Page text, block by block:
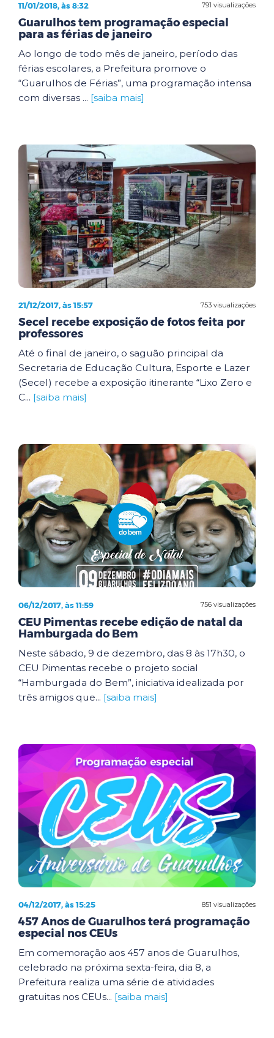
791 visualizações
11/01/2018, às 8:32
Guarulhos tem programação especial
para as férias de janeiro
Ao longo de todo mês de janeiro, período das
férias escolares, a Prefeitura promove o
“Guarulhos de Férias”, uma programação intensa
com diversas ... [saiba mais]
753 visualizações
21/12/2017, às 15:57
Secel recebe exposição de fotos feita por
professores
Até o final de janeiro, o saguão principal da
Secretaria de Educação Cultura, Esporte e Lazer
(Secel) recebe a exposição itinerante “Lixo Zero e
C... [saiba mais]
756 visualizações
06/12/2017, às 11:59
CEU Pimentas recebe edição de natal da
Hamburgada do Bem
Neste sábado, 9 de dezembro, das 8 às 17h30, o
CEU Pimentas recebe o projeto social
“Hamburgada do Bem”, iniciativa idealizada por
três amigos que... [saiba mais]
851 visualizações
04/12/2017, às 15:25
457 Anos de Guarulhos terá programação
especial nos CEUs
Em comemoração aos 457 anos de Guarulhos,
celebrado na próxima sexta-feira, dia 8, a
Prefeitura realiza uma série de atividades
gratuitas nos CEUs... [saiba mais]